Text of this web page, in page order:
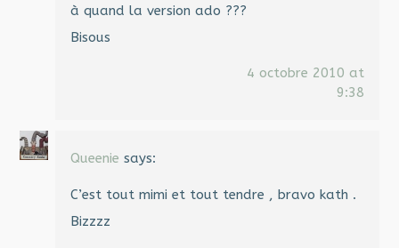
à quand la version ado ???
Bisous
4 octobre 2010 at
9:38
Queenie says:
C’est tout mimi et tout tendre , bravo kath .
Bizzzz